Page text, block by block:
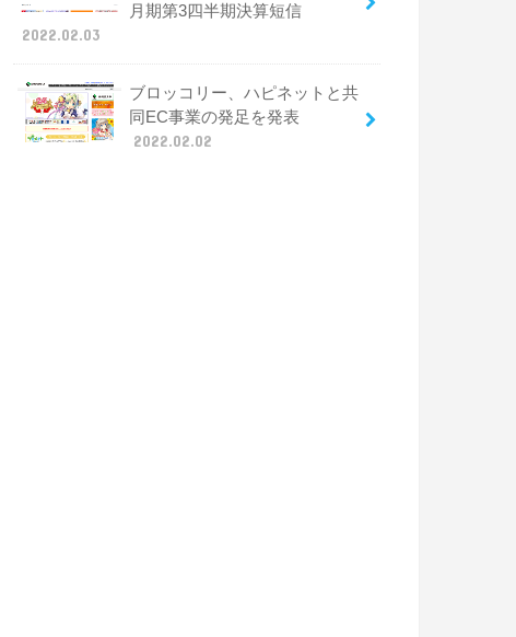
月期第3四半期決算短信
2022.02.03
ブロッコリー、ハピネットと共
同EC事業の発足を発表
2022.02.02